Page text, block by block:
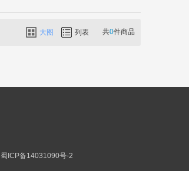
大图 列表 共0件商品
蜀ICP备14031090号-2